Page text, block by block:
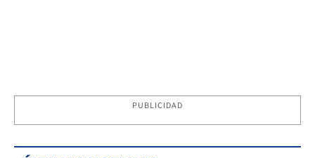
PUBLICIDAD